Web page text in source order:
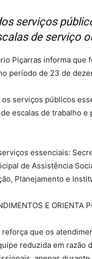
serviços
de serviço
Piçarras informa
período de 23 de
serviços públicos
escalas de trabalho
essenciais:
de Assistência
Planejamento e
E ORIENTA
que os
reduzida em razão